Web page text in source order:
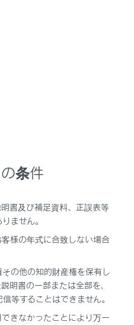
ーネット）について
る
る
条件
書及び補足資料、正誤表等
ません。
様の年式に合致しない場合
の他の知的財産権を保有し
明書の一部または全部を、
等することはできません。
きなかったことにより万一